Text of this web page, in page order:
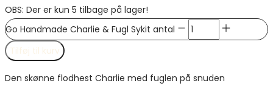
OBS: Der er kun 5 tilbage på lager!
Go Handmade Charlie & Fugl Sykit antal
Tilføj til kurv
Den skønne flodhest Charlie med fuglen på snuden